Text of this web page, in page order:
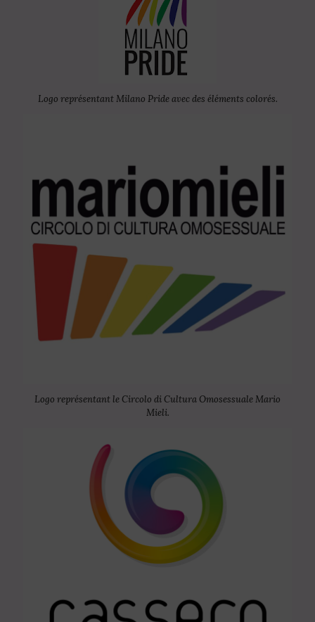
Logo représentant Milano Pride avec des éléments colorés.
Logo représentant le Circolo di Cultura Omosessuale Mario
Mieli.